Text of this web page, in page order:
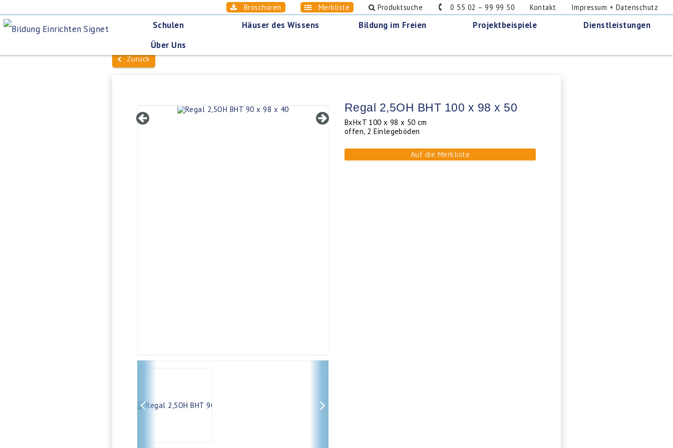
Broschüren Merkliste Produktsuche 0 55 02 – 99 99 50 Kontakt Impressum + Datenschutz
Schulen Häuser des Wissens Bildung im Freien Projektbeispiele
Dienstleistungen
Über Uns
Zurück
Regal 2,5OH BHT 100 x 98 x 50
BxHxT 100 x 98 x 50 cm
offen, 2 Einlegeböden
Auf die Merkliste